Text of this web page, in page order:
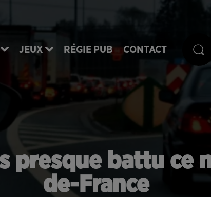
JEUX RÉGIE PUB CONTACT
presque battu ce
de-France